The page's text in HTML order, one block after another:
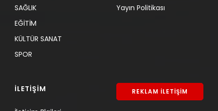
SAĞLIK
EĞİTİM
KÜLTÜR SANAT
SPOR
Yayın Politikası
İLETİŞİM REKLAM İLETİŞİM